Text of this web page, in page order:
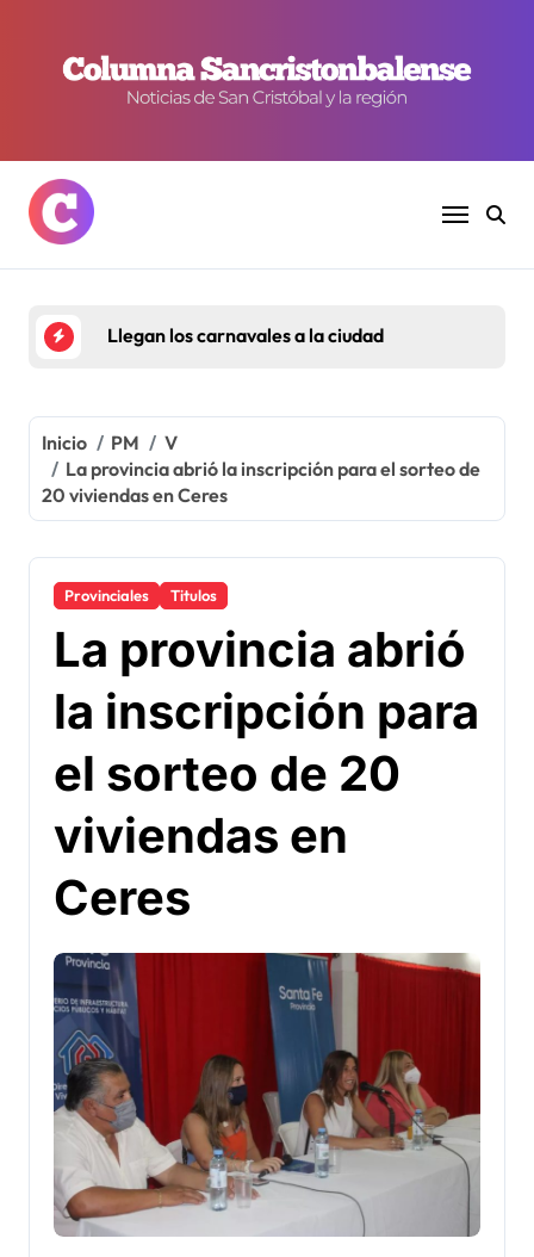
contenido
Llegan los carnavales a la ciudad
Inicio PM
V
La provincia abrió la inscripción para el sorteo de
20 viviendas en Ceres
Provinciales Titulos
La provincia abrió
la inscripción para
el sorteo de 20
viviendas en
Ceres